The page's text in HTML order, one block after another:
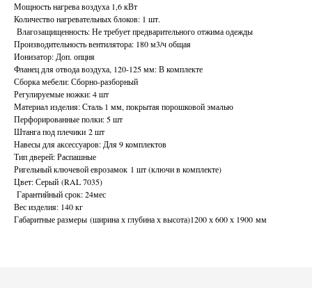
Мощность нагрева воздуха 1,6 кВт
Количество нагревательных блоков: 1 шт.
Влагозащищенность: Не требует предварительного отжима одежды
Производительность вентилятора: 180 м3/ч общая
Ионизатор: Доп. опция
Фланец для отвода воздуха, 120-125 мм: В комплекте
Сборка мебели: Сборно-разборный
Регулируемые ножки: 4 шт
Материал изделия: Сталь 1 мм, покрытая порошковой эмалью
Перфорированные полки: 5 шт
Штанга под плечики 2 шт
Навесы для аксессуаров: Для 9 комплектов
Тип дверей: Распашные
Ригельный ключевой еврозамок 1 шт (ключи в комплекте)
Цвет: Серый (RAL 7035)
Гарантийный срок: 24мес
Вес изделия: 140 кг
Габаритные размеры (ширина х глубина х высота)1200 х 600 х 1900 мм